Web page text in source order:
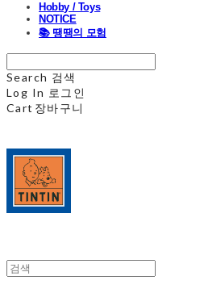
Hobby / Toys
NOTICE
📚 땡땡의 모험
Search 검색
Log In 로그인
Cart 장바구니